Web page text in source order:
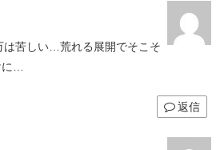
は苦しい…荒れる展開でそこそ
…
返信